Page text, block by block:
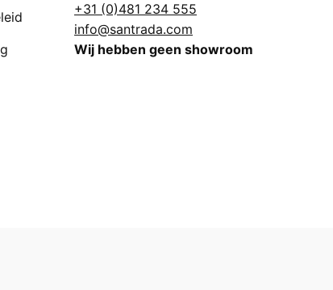
+31 (0)481 234 555
info@santrada.com
Wij hebben geen showroom